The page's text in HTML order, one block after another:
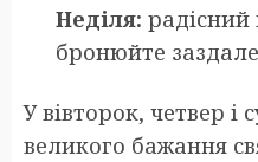
Неділя: радісний
бронюйте
У вівторок, четвер і
великого бажання